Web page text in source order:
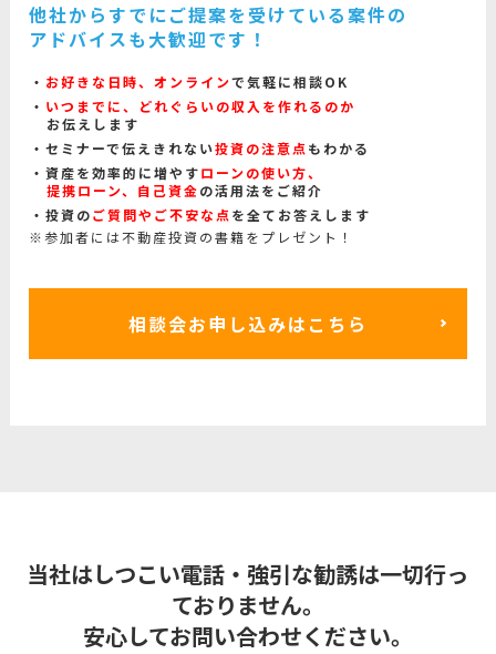
他社からすでにご提案を受けている案件の
アドバイスも大歓迎です！
お好きな日時、オンラインで気軽に相談OK
いつまでに、どれぐらいの収入を作れるのか
お伝えします
セミナーで伝えきれない投資の注意点 もわかる
資産を効率的に増やすローンの使い方、
提携ローン、自己資金の活用法をご紹介
投資のご質問やご不安な点 を全てお答えします
※参加者には不動産投資の書籍をプレゼント！
相談会お申し込みはこちら
当社はしつこい電話・強引な勧誘は一切行っ
ておりません。
安心してお問い合わせください。